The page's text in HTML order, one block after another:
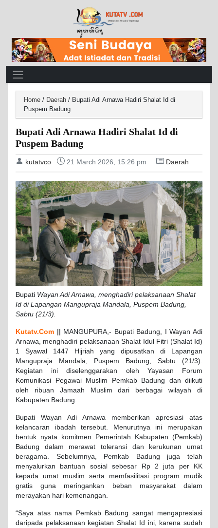
Main Navigation
Home / Daerah / Bupati Adi Arnawa Hadiri Shalat Id di
Puspem Badung
Bupati Adi Arnawa Hadiri Shalat Id di
Puspem Badung
kutatvco 21 March 2026, 15:26 pm Daerah
Bupati Wayan Adi Arnawa, menghadiri pelaksanaan Shalat
Id di Lapangan Mangupraja Mandala, Puspem Badung,
Sabtu (21/3).
Kutatv.Com || MANGUPURA,- Bupati Badung, I Wayan Adi
Arnawa, menghadiri pelaksanaan Shalat Idul Fitri (Shalat Id)
1 Syawal 1447 Hijriah yang dipusatkan di Lapangan
Mangupraja Mandala, Puspem Badung, Sabtu (21/3).
Kegiatan ini diselenggarakan oleh Yayasan Forum
Komunikasi Pegawai Muslim Pemkab Badung dan diikuti
oleh ribuan Jamaah Muslim dari berbagai wilayah di
Kabupaten Badung.
Bupati Wayan Adi Arnawa memberikan apresiasi atas
kelancaran ibadah tersebut. Menurutnya ini merupakan
bentuk nyata komitmen Pemerintah Kabupaten (Pemkab)
Badung dalam merawat toleransi dan kerukunan umat
beragama. Sebelumnya, Pemkab Badung juga telah
menyalurkan bantuan sosial sebesar Rp 2 juta per KK
kepada umat muslim serta memfasilitasi program mudik
gratis guna meringankan beban masyarakat dalam
merayakan hari kemenangan.
“Saya atas nama Pemkab Badung sangat mengapresiasi
daripada pelaksanaan kegiatan Shalat Id ini, karena sudah